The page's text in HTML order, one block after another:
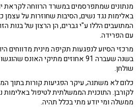
מנתונים שמתפרסמים במשרד הרווחה לקראת
באלימות נגד נשים, הסיבות שחוזרות על
המתועבים הללו ע"י גברים, הן הרצון של בנות
עם הפרידה.
מרכזי הסיוע לנפגעות תקיפה מינית מדווחים
בשנה שעברה 91 אחוזים מתיקי
שולחן.
כלום לא משתנה, עיקר הפגיעות קורות בתוך
לקורבן. התוכנית הממשלתית לטיפול באלימות
ממשלה ומי יודע מתי בכלל תהיה.